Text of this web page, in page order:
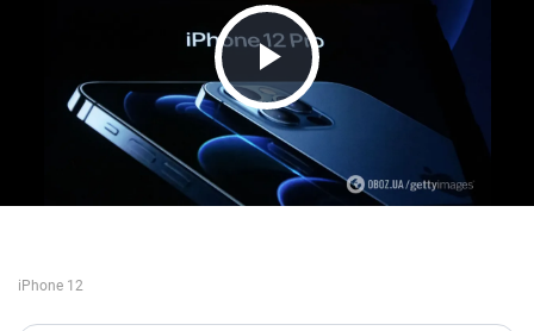
Play Video